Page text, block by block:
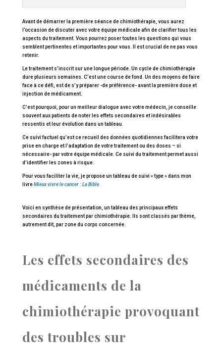
Avant de démarrer la première séance de chimiothérapie, vous aurez
l’occasion de discuter avec votre équipe médicale afin de clarifier tous les
aspects du traitement. Vous pourrez poser toutes les questions qui vous
semblent pertinentes et importantes pour vous. Il est crucial de ne pas vous
retenir.
Le traitement s’inscrit sur une longue période. Un cycle de chimiothérapie
dure plusieurs semaines. C’est une course de fond. Un des moyens de faire
face à ce défi, est de s’y préparer -de préférence- avant la première dose et
injection de médicament.
C’est pourquoi, pour un meilleur dialogue avec votre médecin, je conseille
souvent aux patients de noter les effets secondaires et indésirables
ressentis et leur évolution dans un tableau.
Ce suivi factuel qu’est ce recueil des données quotidiennes facilitera votre
prise en charge et l’adaptation de votre traitement ou des doses – si
nécessaire- par votre équipe médicale. Ce suivi du traitement permet aussi
d’identifier les zones à risque.
Pour vous faciliter la vie, je propose un tableau de suivi « type » dans mon
livreMieux vivre le cancer : La Bible.
Voici en synthèse de présentation, un tableau des principaux effets
secondaires du traitement par chimiothérapie. Ils sont classés par thème,
autrement dit, par zone du corps concernée.
Les effets secondaires des
médicaments de la
chimiothérapie provoquant
des troubles sur